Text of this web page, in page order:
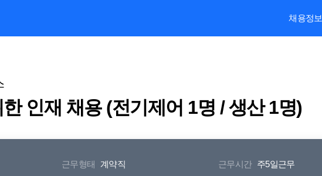
채용정보
인재 채용 (전기제어 1명 / 생산 1명)
근무형태 계약직 근무시간 주5일근무